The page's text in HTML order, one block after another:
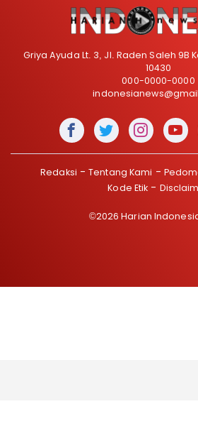
Griya Ayuda Lt. 3, Jl. Raden Saleh 9B
10430
000-0000-0000
Redaksi Tentang Kami
Kode Etik
©2026 Harian